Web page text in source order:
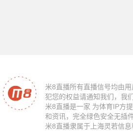
米8直播所有直播信号均由
犯您的权益请通知我们，我
米8直播是一家 为体育IP方
和资讯，完全绿色安全无插
米8直播隶属于上海灵若信